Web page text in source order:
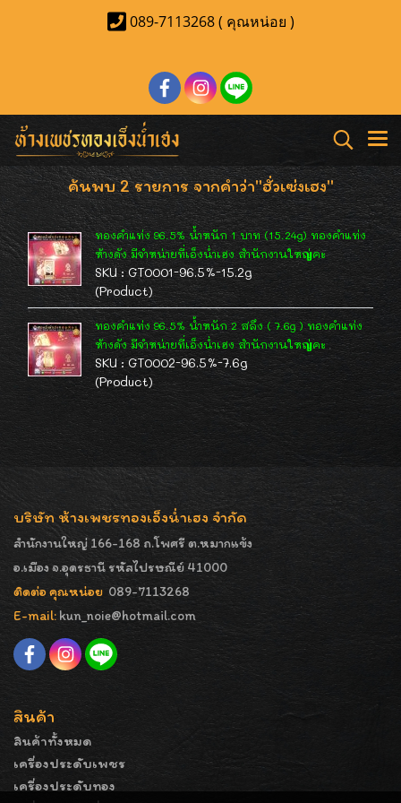
089-7113268 ( คุณหน่อย )
ค้นพบ 2 รายการ จากคำว่า"ฮั่วเซ่งเฮง"
ทองคำแท่ง 96.5% น้ำหนัก 1 บาท (15.24g) ทองคำแท่ง
ห้างดัง มีจำหน่ายที่เอ็งน่ำเฮง สำนักงานใหญ่คะ
SKU : GT0001-96.5%-15.2g
(Product)
ทองคำแท่ง 96.5% น้ำหนัก 2 สลึง ( 7.6g ) ทองคำแท่ง
ห้างดัง มีจำหน่ายที่เอ็งน่ำเฮง สำนักงานใหญ่คะ
SKU : GT0002-96.5%-7.6g
(Product)
บริษัท ห้างเพชรทองเอ็งน่ำเฮง จำกัด
สำนักงานใหญ่ 166-168 ถ.โพศรี ต.หมากแข้ง
อ.เมือง จ.อุดรธานี รหัสไปรษณีย์ 41000
ติดต่อ คุณหน่อย 089-7113268
E-mail: kun_noie@hotmail.com
สินค้า
สินค้าทั้งหมด
เครื่องประดับเพชร
เครื่องประดับทอง